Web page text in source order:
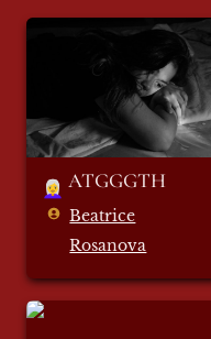
ATGGGTH
👩‍🦳 ATGGGTH
Beatrice
Rosanova
Insostenibile